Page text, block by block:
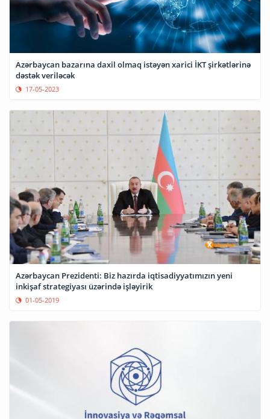
Azərbaycan bazarına daxil olmaq istəyən xarici İKT şirkətlərinə
dəstək veriləcək
17-05-2023
Azərbaycan Prezidenti: Biz hazırda iqtisadiyyatımızın yeni
inkişaf strategiyası üzərində işləyirik
01-05-2019